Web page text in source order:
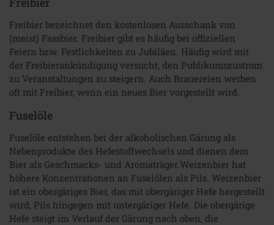
Freibier bezeichnet den kostenlosen Ausschank von
(meist) Fassbier. Freibier gibt es häufig bei offiziellen
Feiern bzw. Festlichkeiten zu Jubiläen. Häufig wird mit
der Freibierankündigung versucht, den Publikumszustrom
zu Veranstaltungen zu steigern. Auch Brauereien werben
oft mit Freibier, wenn ein neues Bier vorgestellt wird.
Fuselöle
Fuselöle entstehen bei der alkoholischen Gärung als
Nebenprodukte des Hefestoffwechsels und dienen dem
Bier als Geschmacks- und Aromaträger.Weizenbier hat
höhere Konzentrationen an Fuselölen als Pils. Weizenbier
ist ein obergäriges Bier, das mit obergäriger Hefe hergestellt
wird, Pils hingegen mit untergäriger Hefe. Die obergärige
Hefe steigt im Verlauf der Gärung nach oben, die